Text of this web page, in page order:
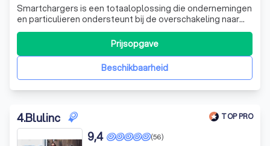
Smartchargers is een totaaloplossing die ondernemingen
en particulieren ondersteunt bij de overschakeling naar
duurzame mobiliteit. Daarbij letten wij erop dat u veilig en
optimaal kunt laden in het snelste laadtempo. Via ons
kunt u gemakkelijk overstappen naar een of meerdere
laadmogelijkheden en dBeschikbaarheid
Prijsopgave
4.Blulinc TOP PRO
(56)
9,4